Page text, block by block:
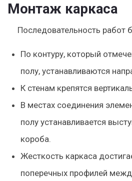
Монтаж каркаса
Последовательность работ
По контуру, который
полу, устанавливаются
К стенам крепятся
В местах соединения
полу устанавливается
короба.
Жесткость каркаса
поперечных профилей